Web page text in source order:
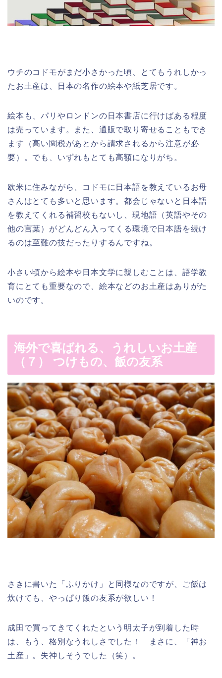
ウチのコドモがまだ小さかった頃、とてもうれしかっ
たお土産は、日本の名作の絵本や紙芝居です。
絵本も、パリやロンドンの日本書店に行けばある程度
は売っています。また、通販で取り寄せることもでき
ます（高い関税があとから請求されるから注意が必
要）。でも、いずれもとても高額になりがち。
欧米に住みながら、コドモに日本語を教えているお母
さんはとても多いと思います。都会じゃないと日本語
を教えてくれる補習校もないし、現地語（英語やその
他の言葉）がどんどん入ってくる環境で日本語を続け
るのは至難の技だったりするんですね。
小さい頃から絵本や日本文学に親しむことは、語学教
育にとても重要なので、絵本などのお土産はありがた
いのです。
海外で喜ばれる、うれしいお土産
（７） つけもの、飯の友系
さきに書いた「ふりかけ」と同様なのですが、ご飯は
炊けても、やっぱり飯の友系が欲しい！
成田で買ってきてくれたという明太子が到着した時
は、もう、格別なうれしさでした！ まさに、「神お
土産」。失神しそうでした（笑）。